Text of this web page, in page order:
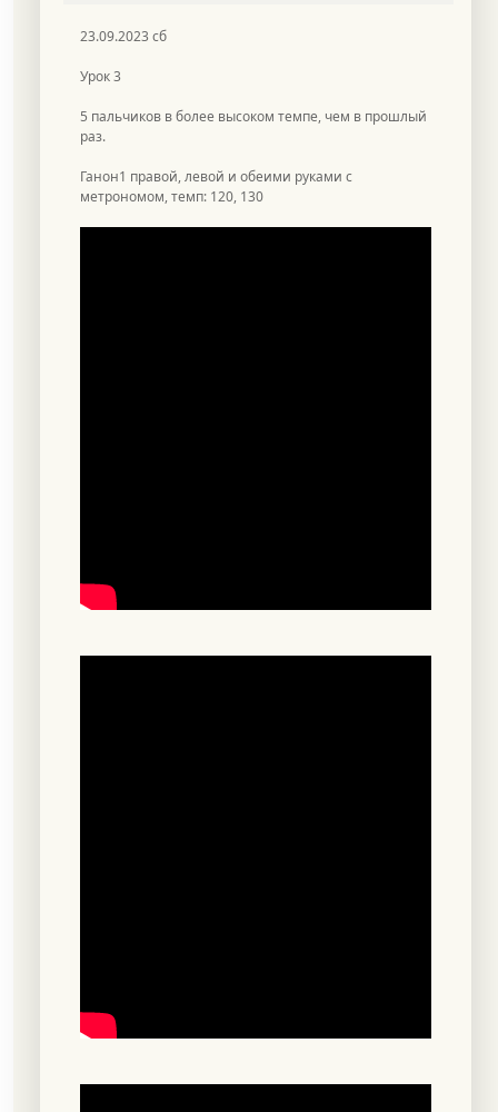
23.09.2023 сб
Урок 3
5 пальчиков в более высоком темпе, чем в прошлый
раз.
Ганон1 правой, левой и обеими руками с
метрономом, темп: 120, 130